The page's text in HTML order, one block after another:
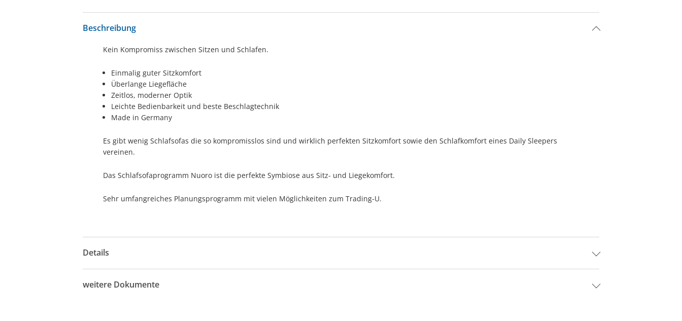
Beschreibung
Kein Kompromiss zwischen Sitzen und Schlafen.
Einmalig guter Sitzkomfort
Überlange Liegefläche
Zeitlos, moderner Optik
Leichte Bedienbarkeit und beste Beschlagtechnik
Made in Germany
Es gibt wenig Schlafsofas die so kompromisslos sind und wirklich perfekten Sitzkomfort sowie den Schlafkomfort eines Daily Sleepers
vereinen.
Das Schlafsofaprogramm Nuoro ist die perfekte Symbiose aus Sitz- und Liegekomfort.
Sehr umfangreiches Planungsprogramm mit vielen Möglichkeiten zum Trading-U.
Details
weitere Dokumente